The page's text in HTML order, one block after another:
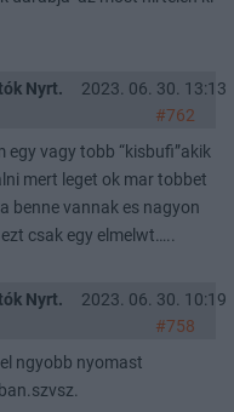
Nyrt.
2023. 06. 30. 13:13
#762
vagy tobb “kisbufi”akik
mert leget ok mar tobbet
benne vannak es nagyon
csak egy elmelwt…..
Nyrt.
2023. 06. 30. 10:19
#758
ngyobb nyomast